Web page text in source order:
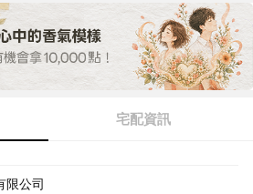
宅配資訊
限公司